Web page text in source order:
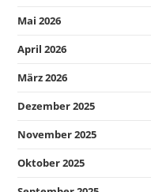
Mai 2026
April 2026
März 2026
Dezember 2025
November 2025
Oktober 2025